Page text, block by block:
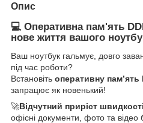
Опис
💻 Оперативна пам'ять
нове життя вашого
Ваш ноутбук гальмує, довго
під час роботи?
Встановіть оперативну пам’ять
запрацює як новенький!
🚀Відчутний приріст швидкості
офісні документи, фото та відео